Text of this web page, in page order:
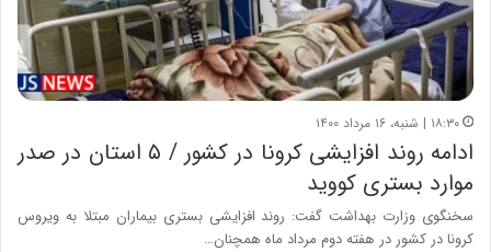
۱۸:۳۰ | شنبه، ۱۶ مرداد ۱۴۰۰
ادامه روند افزایشی کرونا در کشور / ۵ استان در صدر
موارد بستری کووید
سخنگوی وزارت بهداشت گفت: روند افزایشی بستری بیماران مبتلا به ویروس
کرونا در کشور در هفته دوم مرداد ماه همچنان…